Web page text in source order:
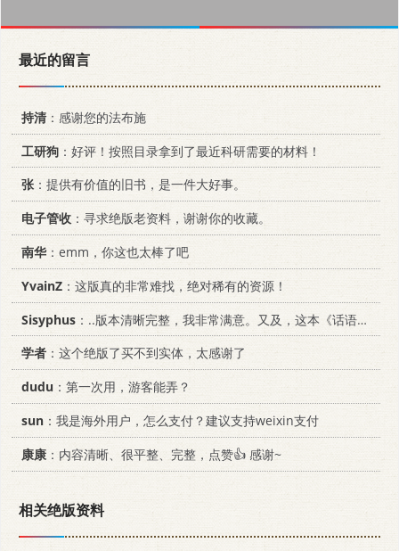
最近的留言
持清：感谢您的法布施
工研狗 ：好评！按照目录拿到了最近科研需要的材料！
张：提供有价值的旧书，是一件大好事。
电子管收 ：寻求绝版老资料，谢谢你的收藏。
南华 ：emm，你这也太棒了吧
YvainZ ：这版真的非常难找，绝对稀有的资源！
Sisyphus ：..版本清晰完整，我非常满意。又及，这本《话语的真相》...
学者 ：这个绝版了买不到实体，太感谢了
dudu ：第一次用，游客能弄？
sun ：我是海外用户，怎么支付？建议支持weixin支付
康康 ：内容清晰、很平整、完整，点赞👍 感谢~
相关绝版资料